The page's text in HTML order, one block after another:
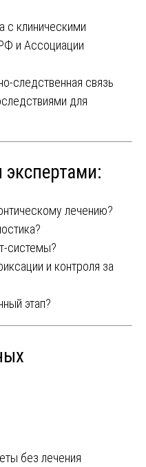
с клиническими
и Ассоциации
следственная связь
для
экспертами:
лечению?
системы?
и контроля за
этап?
без лечения